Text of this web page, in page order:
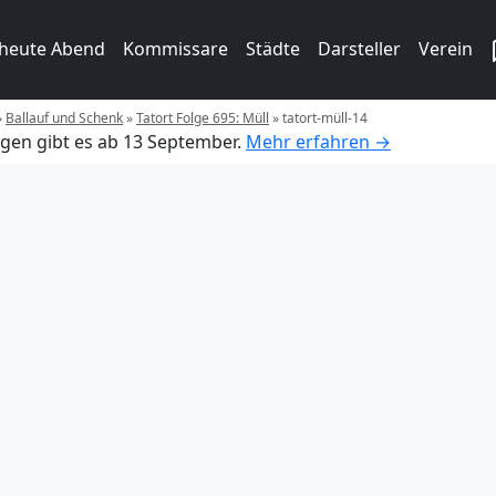
Abend Kommissare Städte Darsteller Verein
Ballauf und Schenk»Tatort Folge 695: Müll »tatort-müll-14
gibt es ab 13 September. Mehr erfahren →